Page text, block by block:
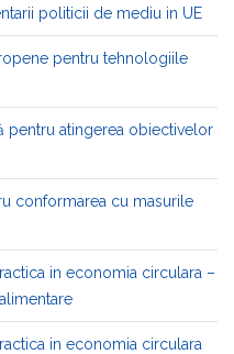
politicii de mediu in UE
pentru tehnologiile
pentru atingerea obiectivelor
conformarea cu masurile
in economia circulara –
in economia circulara